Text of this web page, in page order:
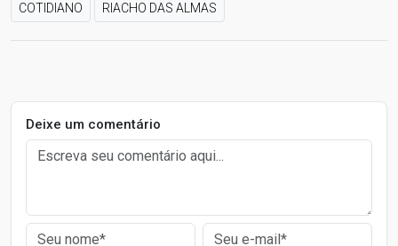
COTIDIANO RIACHO DAS ALMAS
Deixe um comentário